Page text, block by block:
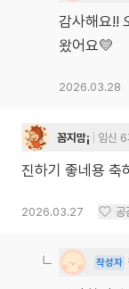
감사해요!!
왔어요💛
2026.03.28
꼼지맘¡ 임신 6
진하기 좋네용 축
2026.03.27 공
작성자